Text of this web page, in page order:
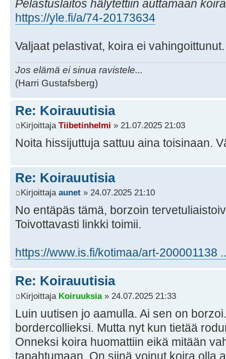
Pelastuslaitos hälytettiin auttamaan
https://yle.fi/a/74-20173634
Valjaat pelastivat, koira ei vahingoittunut.
Jos elämä ei sinua ravistele...
(Harri Gustafsberg)
Re: Koirauutisia
Kirjoittaja Tiibetinhelmi » 21.07.2025 21:03
Noita hissijuttuja sattuu aina toisinaan.
Re: Koirauutisia
Kirjoittaja aunet » 24.07.2025 21:10
No entäpäs tämä, borzoin
Toivottavasti linkki toimii.
https://www.is.fi/kotimaa/art-200001138
Re: Koirauutisia
Kirjoittaja Koiruuksia» 24.07.2025 21:33
Luin uutisen jo aamulla. Ai sen on
bordercollieksi. Mutta nyt kun tietää
Onneksi koira huomattiin eikä mitään
tapahtumaan. On siinä voinut koira olla